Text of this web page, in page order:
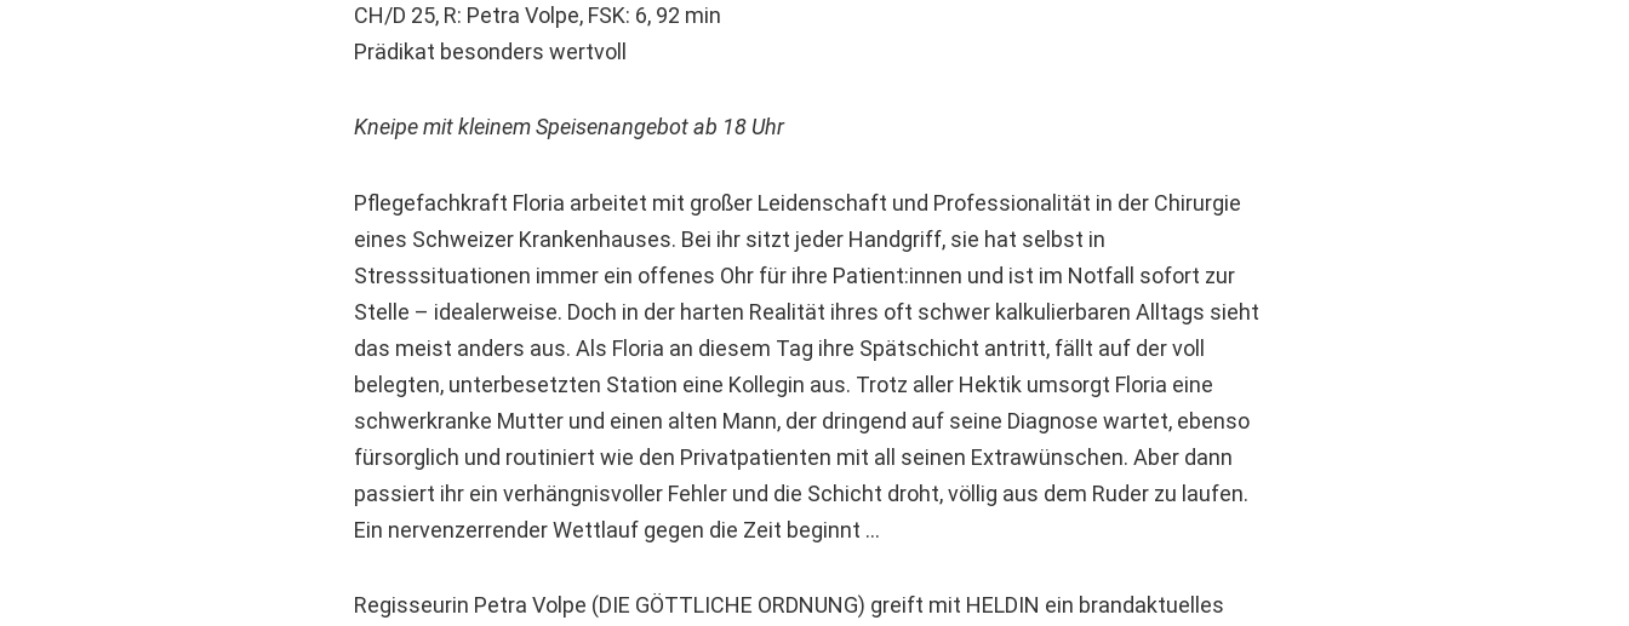
CH/D 25, R: Petra Volpe, FSK: 6, 92 min
Prädikat besonders wertvoll
Kneipe mit kleinem Speisenangebot ab 18 Uhr
Pflegefachkraft Floria arbeitet mit großer Leidenschaft und Professionalität in der Chirurgie
eines Schweizer Krankenhauses. Bei ihr sitzt jeder Handgriff, sie hat selbst in
Stresssituationen immer ein offenes Ohr für ihre Patient:innen und ist im Notfall sofort zur
Stelle – idealerweise. Doch in der harten Realität ihres oft schwer kalkulierbaren Alltags sieht
das meist anders aus. Als Floria an diesem Tag ihre Spätschicht antritt, fällt auf der voll
belegten, unterbesetzten Station eine Kollegin aus. Trotz aller Hektik umsorgt Floria eine
schwerkranke Mutter und einen alten Mann, der dringend auf seine Diagnose wartet, ebenso
fürsorglich und routiniert wie den Privatpatienten mit all seinen Extrawünschen. Aber dann
passiert ihr ein verhängnisvoller Fehler und die Schicht droht, völlig aus dem Ruder zu laufen.
Ein nervenzerrender Wettlauf gegen die Zeit beginnt …
Regisseurin Petra Volpe (DIE GÖTTLICHE ORDNUNG) greift mit HELDIN ein brandaktuelles